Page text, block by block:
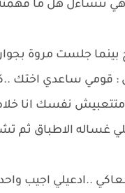
تتساءل هل ما
بينما جلست مروة
: قومي ساعدي اختك
: متتعبيش نفسك انا
الاطباق ثم
..ادعيلي اجيب